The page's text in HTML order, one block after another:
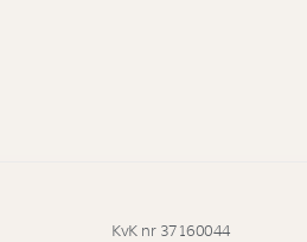
KvK nr 37160044